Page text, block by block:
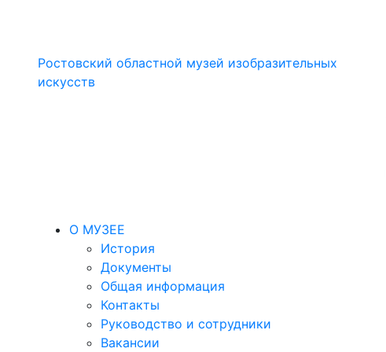
Ростовский областной музей изобразительных
искусств
О МУЗЕЕ
История
Документы
Общая информация
Контакты
Руководство и сотрудники
Вакансии